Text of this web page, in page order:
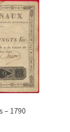
– 1790